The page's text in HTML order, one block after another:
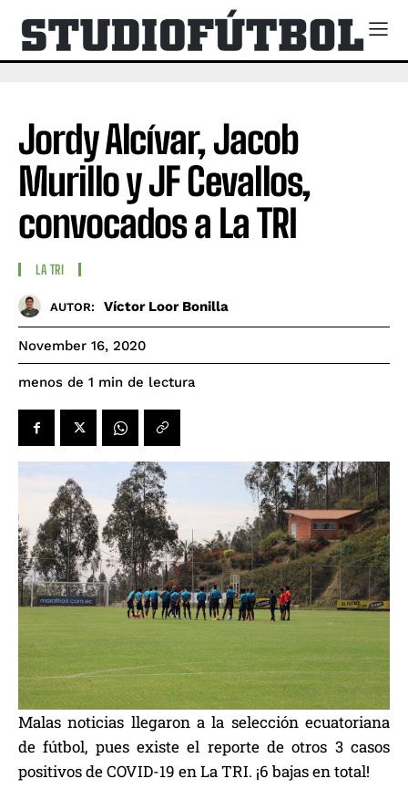
Jordy Alcívar, Jacob
Murillo y JF Cevallos,
convocados a La TRI
LA TRI
AUTOR: Víctor Loor Bonilla
November 16, 2020
menos de 1 min de lectura
Malas noticias llegaron a la selección ecuatoriana
de fútbol, pues existe el reporte de otros 3 casos
positivos de COVID-19 en La TRI. ¡6 bajas en total!